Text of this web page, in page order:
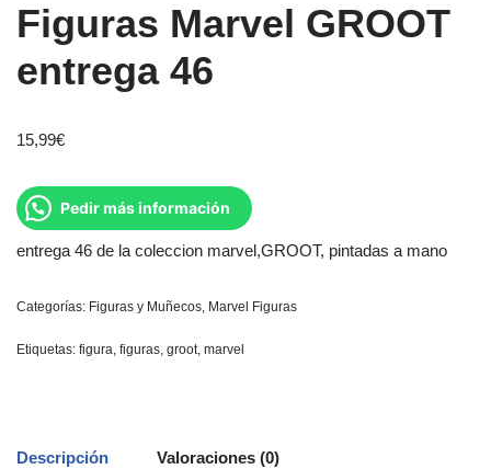
Figuras Marvel GROOT
entrega 46
15,99€
Pedir más información
entrega 46 de la coleccion marvel,GROOT, pintadas a mano
Categorías: Figuras y Muñecos, Marvel Figuras
Etiquetas: figura, figuras, groot, marvel
Descripción Valoraciones (0)